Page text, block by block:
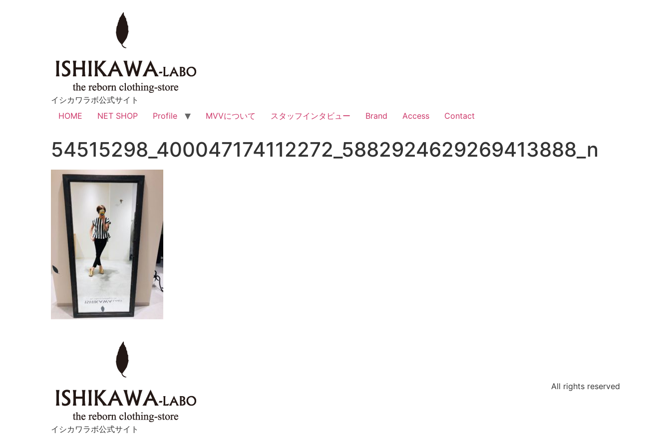
イシカワラボ公式サイト
HOME
NET SHOP Profile MVVについて スタッフインタビュー Brand Access Contact
54515298_400047174112272_5882924629269413888_n
イシカワラボ公式サイト
All rights reserved